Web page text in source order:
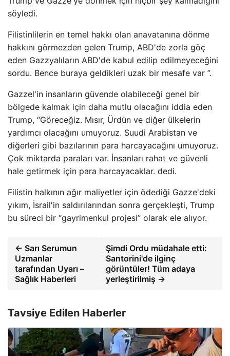
söyledi.
Filistinlilerin en temel hakkı olan anavatanına dönme
hakkını görmezden gelen Trump, ABD'de zorla göç
eden Gazzyalıların ABD'de kabul edilip edilmeyeceğini
sordu. Bence buraya geldikleri uzak bir mesafe var ”.
Gazzel'in insanların güvende olabileceği genel bir
bölgede kalmak için daha mutlu olacağını iddia eden
Trump, “Göreceğiz. Mısır, Ürdün ve diğer ülkelerin
yardımcı olacağını umuyoruz. Suudi Arabistan ve
diğerleri gibi bazılarının para harcayacağını umuyoruz.
Çok miktarda paraları var. İnsanları rahat ve güvenli
hale getirmek için para harcayacaklar. dedi.
Filistin halkının ağır maliyetler için ödediği Gazze'deki
yıkım, İsrail'in saldırılarından sonra gerçekleşti, Trump
bu süreci bir “gayrimenkul projesi” olarak ele alıyor.
← Sarı Serumun
Uzmanlar
tarafından Uyarı –
Sağlık Haberleri
Şimdi Ordu müdahale etti:
Santorini'de ilginç
görüntüler! Tüm adaya
yerleştirilmiş →
Tavsiye Edilen Haberler